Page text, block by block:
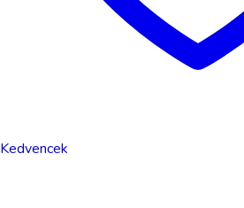
Kedvencek